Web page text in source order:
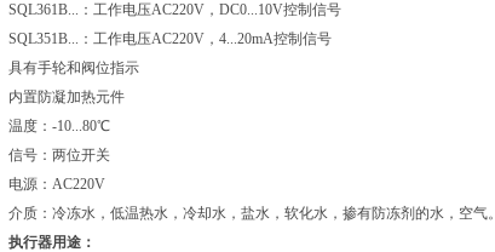
SQL361B...：工作电压AC220V，DC0...10V控制信号
SQL351B...：工作电压AC220V，4...20mA控制信号
具有手轮和阀位指示
内置防凝加热元件
温度：-10...80℃
信号：两位开关
电源：AC220V
介质：冷冻水，低温热水，冷却水，盐水，软化水，掺有防冻剂的水，空气。
执行器用途：